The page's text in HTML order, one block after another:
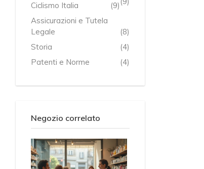
Ciclismo Italia
(9)
Assicurazioni e Tutela
Legale
(8)
Storia
(4)
Patenti e Norme
(4)
Negozio correlato